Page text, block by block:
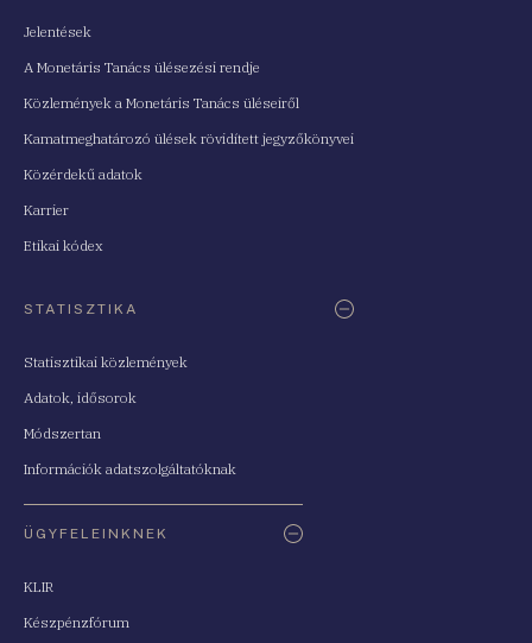
Jelentések
A Monetáris Tanács ülésezési rendje
Közlemények a Monetáris Tanács üléseiről
Kamatmeghatározó ülések rövidített jegyzőkönyvei
Közérdekű adatok
Karrier
Etikai kódex
STATISZTIKA
Statisztikai közlemények
Adatok, idősorok
Módszertan
Információk adatszolgáltatóknak
ÜGYFELEINKNEK
KLIR
Készpénzfórum